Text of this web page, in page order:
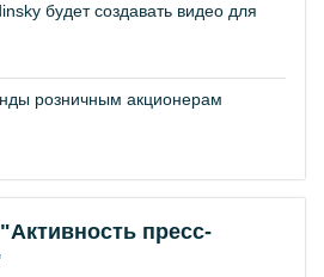
будет создавать видео для
розничным акционерам
пресс-